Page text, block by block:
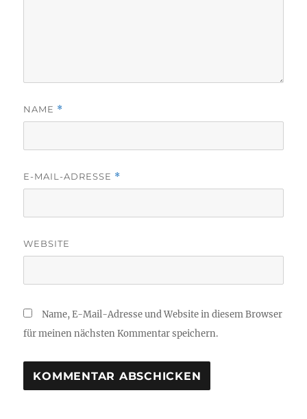
NAME *
E-MAIL-ADRESSE *
WEBSITE
Name, E-Mail-Adresse und Website in diesem Browser
für meinen nächsten Kommentar speichern.